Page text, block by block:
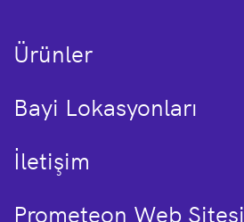
Ürünler
Bayi Lokasyonları
İletişim
Prometeon Web Sitesi